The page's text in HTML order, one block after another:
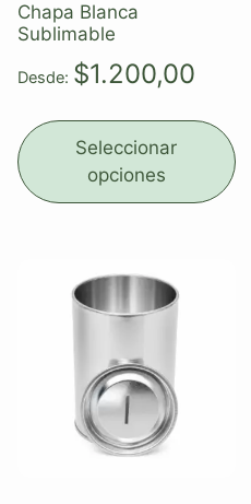
Chapa Blanca
Sublimable
Desde: $1.200,00
Seleccionar
opciones